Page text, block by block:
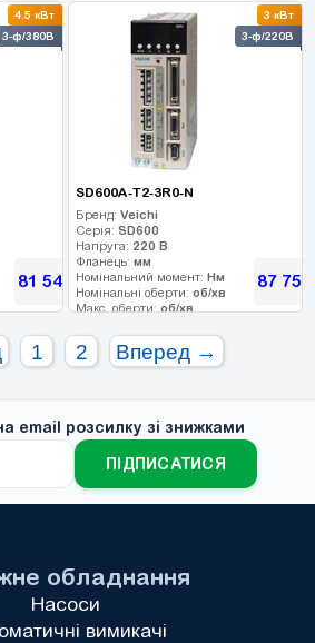
4.5 кВт
3-ф/380В
81 540 грн
3 кВт
3-ф/220В
SD600A-T2-3R0-N
Бренд: Veichi
Серія: SD600
Напруга: 220 В
Фланець: мм
Номінальний момент: Нм
Номінальні оберти: об/хв
Макс. оберти: об/хв
Енкодер:
Гальмо:
87 750
1 2 Вперед →
email розсилку зі знижками
ПІДПИСАТИСЯ
обладнання
Насоси
вимикачі